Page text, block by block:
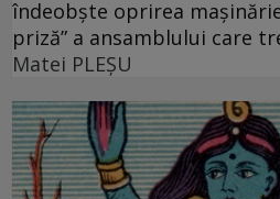
îndeobște oprirea
priză” a ansamblului care
Matei PLEŞU